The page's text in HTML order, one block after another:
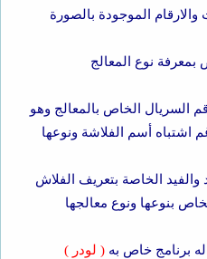
والارقام الموجودة بالصورة
بمعرفة نوع المعالج
السريال الخاص بالمعالج وهو
اشتباه أسم الفلاشة ونوعها
والفيد الخاصة بتعريف الفلاش
بنوعها ونوع معالجها
برنامج خاص به ( لودر )